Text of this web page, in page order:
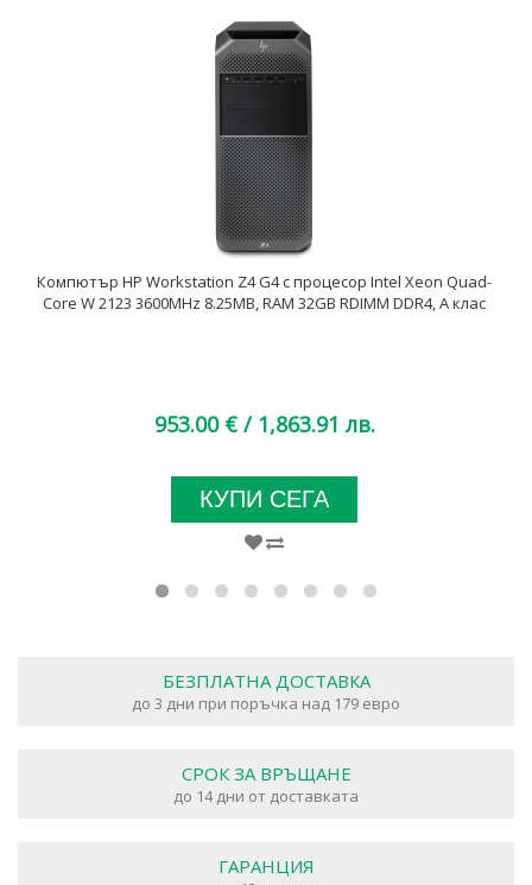
Компютър HP Workstation Z4 G4 с процесор Intel Xeon Quad-
Core W 2123 3600MHz 8.25MB, RAM 32GB RDIMM DDR4, A клас
953.00 €/ 1,863.91 лв.
КУПИ СЕГА
БЕЗПЛАТНА ДОСТАВКА
до 3 дни при поръчка над 179 евро
СРОК ЗА ВРЪЩАНЕ
до 14 дни от доставката
ГАРАНЦИЯ